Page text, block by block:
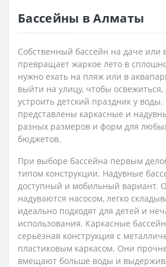
Бассейны в Алматы
Собственный бассейн на даче или
превращает жаркое лето в
нужно ехать на пляж или в
выйти на улицу, чтобы
устроить детский праздник у
представлены каркасные и
разных размеров и форм для
бюджетов.
При выборе бассейна первым
типом конструкции. Надувные
доступный и мобильный вариант.
надуваются насосом, легко
идеально подходят для детей и
использования. Каркасные
серьёзная конструкция с
пластиковым каркасом. Они
вмещают больше воды и